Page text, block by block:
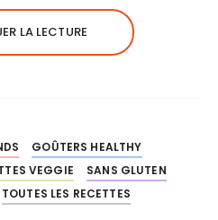
LA LECTURE
GOÛTERS HEALTHY
VEGGIE
SANS GLUTEN
TOUTES LES RECETTES